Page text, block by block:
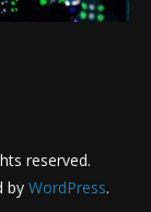
reserved.
by WordPress.